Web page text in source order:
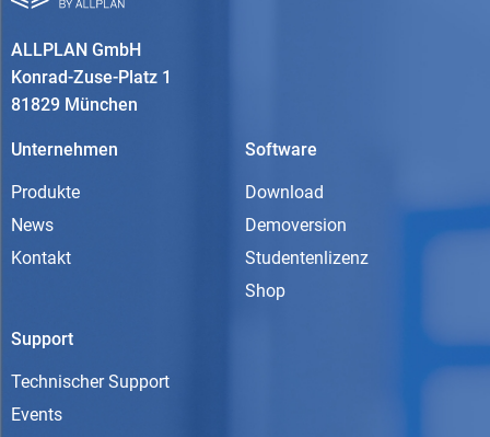
ALLPLAN GmbH
Konrad-Zuse-Platz 1
81829 München
Unternehmen
Produkte
News
Kontakt
Software
Download
Demoversion
Studentenlizenz
Shop
Support
Technischer Support
Events